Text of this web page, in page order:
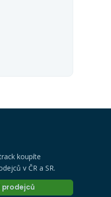
koupíte
v ČR a SR.
prodejců